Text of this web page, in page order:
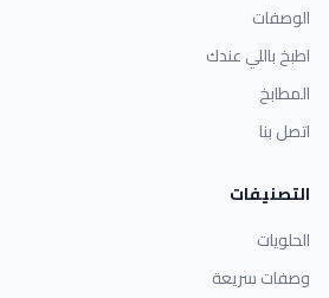
الوصفات
اطبخ باللي عندك
المطابخ
اتصل بنا
التصنيفات
الحلويات
وصفات سريعة